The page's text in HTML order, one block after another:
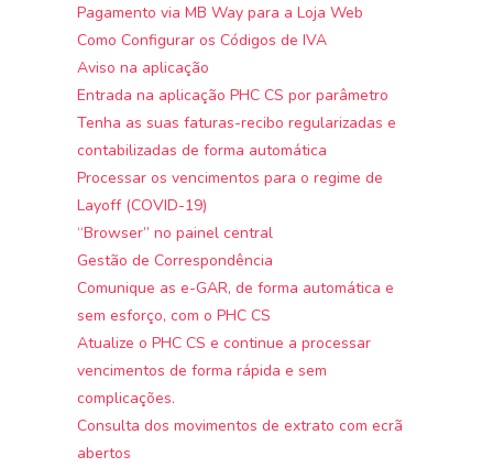
Pagamento via MB Way para a Loja Web
Como Configurar os Códigos de IVA
Aviso na aplicação
Entrada na aplicação PHC CS por parâmetro
Tenha as suas faturas-recibo regularizadas e
contabilizadas de forma automática
Processar os vencimentos para o regime de
Layoff (COVID-19)
“Browser” no painel central
Gestão de Correspondência
Comunique as e-GAR, de forma automática e
sem esforço, com o PHC CS
Atualize o PHC CS e continue a processar
vencimentos de forma rápida e sem
complicações.
Consulta dos movimentos de extrato com ecrã
abertos